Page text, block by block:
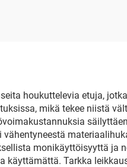
houkuttelevia etuja,
mikä tekee niistä
monikäyttöisyyttä ja
Tarkka